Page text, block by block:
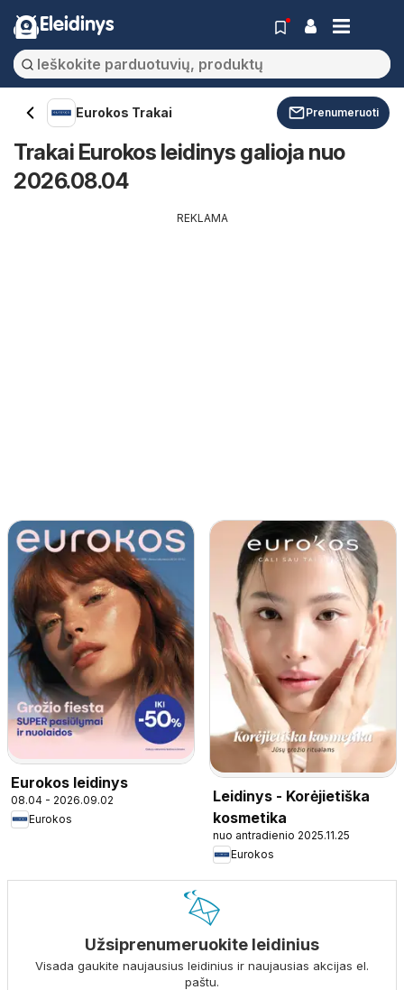
Eleidinys
Eurokos Trakai Prenumeruoti
Trakai Eurokos leidinys galioja nuo
2026.08.04
REKLAMA
Eurokos leidinys
08.04 - 2026.09.02
Eurokos
Leidinys - Korėjietiška
kosmetika
nuo antradienio 2025.11.25
Eurokos
Užsiprenumeruokite leidinius
Visada gaukite naujausius leidinius ir naujausias akcijas el.
paštu.